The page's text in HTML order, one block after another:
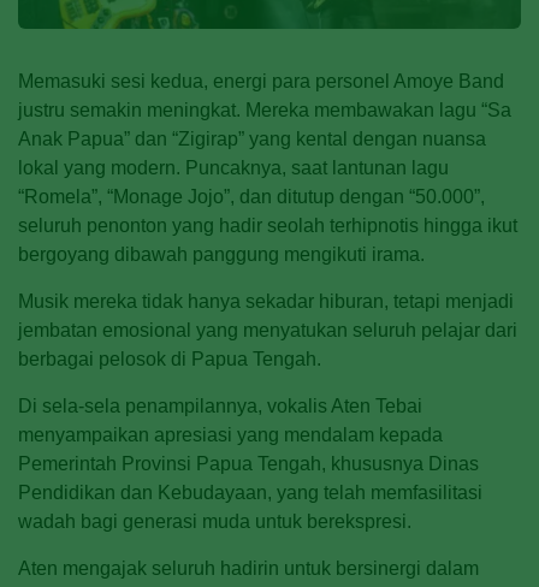
Memasuki sesi kedua, energi para personel Amoye Band
justru semakin meningkat. Mereka membawakan lagu “Sa
Anak Papua” dan “Zigirap” yang kental dengan nuansa
lokal yang modern. Puncaknya, saat lantunan lagu
“Romela”, “Monage Jojo”, dan ditutup dengan “50.000”,
seluruh penonton yang hadir seolah terhipnotis hingga ikut
bergoyang dibawah panggung mengikuti irama.
Musik mereka tidak hanya sekadar hiburan, tetapi menjadi
jembatan emosional yang menyatukan seluruh pelajar dari
berbagai pelosok di Papua Tengah.
Di sela-sela penampilannya, vokalis Aten Tebai
menyampaikan apresiasi yang mendalam kepada
Pemerintah Provinsi Papua Tengah, khususnya Dinas
Pendidikan dan Kebudayaan, yang telah memfasilitasi
wadah bagi generasi muda untuk berekspresi.
Aten mengajak seluruh hadirin untuk bersinergi dalam